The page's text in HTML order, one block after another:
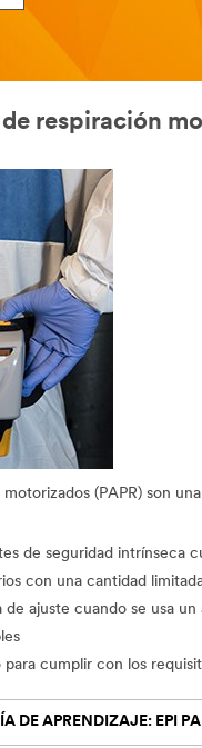
respiración
(PAPR) son
de seguridad intrínseca
con una cantidad
ajuste cuando se usa
cumplir con los
DE APRENDIZAJE: EPI